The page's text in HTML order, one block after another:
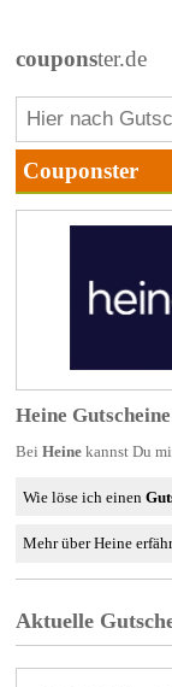
couponster.de
Heine Gutscheine
Bei Heinekannst Du
Wie löse ich einen
Mehr über Heine
Aktuelle